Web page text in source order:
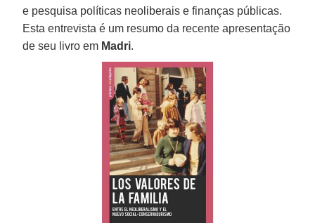
e pesquisa políticas neoliberais e finanças públicas.
Esta entrevista é um resumo da recente apresentação
de seu livro em Madri.